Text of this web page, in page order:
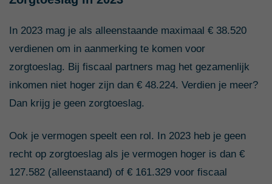
In 2023 mag je als alleenstaande maximaal € 38.520
verdienen om in aanmerking te komen voor
zorgtoeslag. Bij fiscaal partners mag het gezamenlijk
inkomen niet hoger zijn dan € 48.224. Verdien je meer?
Dan krijg je geen zorgtoeslag.
Ook je vermogen speelt een rol. In 2023 heb je geen
recht op zorgtoeslag als je vermogen hoger is dan €
127.582 (alleenstaand) of € 161.329 voor fiscaal